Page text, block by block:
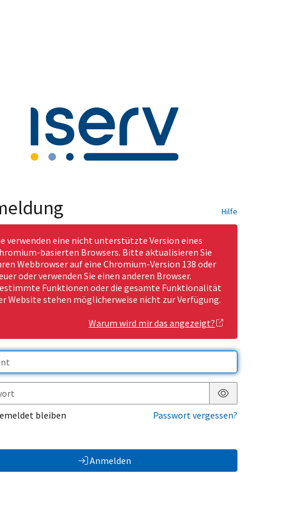
Hilfe
verwenden eine nicht unterstützte Version eines
basierten Browsers. Bitte aktualisieren Sie
Webbrowser auf eine Chromium-Version 138 oder
oder verwenden Sie einen anderen Browser.
Funktionen oder die gesamte Funktionalität
Website stehen möglicherweise nicht zur Verfügung.
Warum wird mir das angezeigt?
Passwort anzeigen
bleiben
Passwort vergessen?
Anmelden